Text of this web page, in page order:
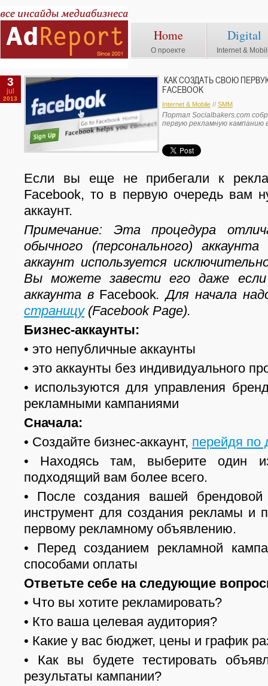
Home
О проекте
Digital
Internet &
3
jul
2013
КАК СОЗДАТЬ СВОЮ
FACEBOOK
Internet & Mobile // SMM
Портал Socialbakers.com
первую рекламную кампанию
Если вы еще не прибегали к
Facebook, то в первую очередь вам
аккаунт.
Примечание: Эта процедура
обычного (персонального)
аккаунт используется
Вы можете завести его даже
аккаунта в Facebook. Для начала
страницу(Facebook Page).
Бизнес-аккаунты:
• это непубличные аккаунты
• это аккаунты без индивидуального
• используются для управления
рекламными кампаниями
Сначала:
• Создайте бизнес-аккаунт, перейдя по
• Находясь там, выберите один
подходящий вам более всего.
• После создания вашей
инструмент для создания рекламы и
первому рекламному объявлению.
• Перед созданием рекламной
способами оплаты
Ответьте себе на следующие
• Что вы хотите рекламировать?
• Кто ваша целевая аудитория?
• Какие у вас бюджет, цены и график
• Как вы будете тестировать
результаты кампании?